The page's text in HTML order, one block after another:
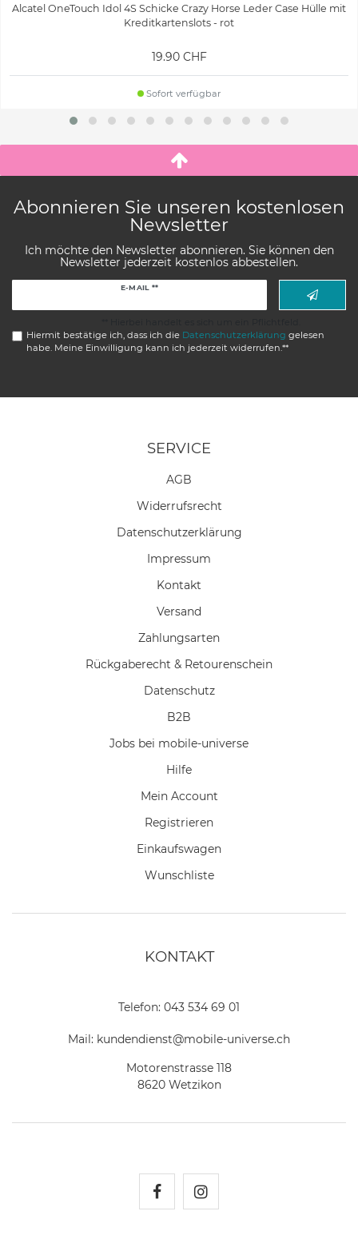
Alcatel OneTouch Idol 4S Schicke Crazy Horse Leder Case Hülle mit
Kreditkartenslots - rot
19.90 CHF
Sofort verfügbar
Abonnieren Sie unseren kostenlosen
Newsletter
Ich möchte den Newsletter abonnieren. Sie können den
Newsletter jederzeit kostenlos abbestellen.
E-MAIL **
Hiermit bestätige ich, dass ich die Daten­schutz­erklärung gelesen
habe. Meine Einwilligung kann ich jederzeit widerrufen.**
SERVICE
AGB
Widerrufs­recht
Daten­schutz­erklärung
Impressum
Kontakt
Versand
Zahlungsarten
Rückgaberecht & Retourenschein
Datenschutz
B2B
Jobs bei mobile-universe
Hilfe
Mein Account
Registrieren
Einkaufswagen
Wunschliste
KONTAKT
Telefon: 043 534 69 01
Mail: kundendienst@mobile-universe.ch
Motorenstrasse 118
8620 Wetzikon